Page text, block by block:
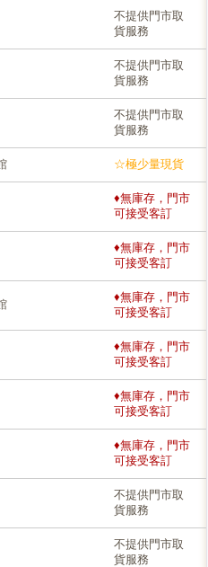
不提供門市取
貨服務
不提供門市取
貨服務
不提供門市取
貨服務
☆極少量現貨
♦無庫存，門市
可接受客訂
♦無庫存，門市
可接受客訂
♦無庫存，門市
可接受客訂
♦無庫存，門市
可接受客訂
♦無庫存，門市
可接受客訂
♦無庫存，門市
可接受客訂
不提供門市取
貨服務
不提供門市取
貨服務